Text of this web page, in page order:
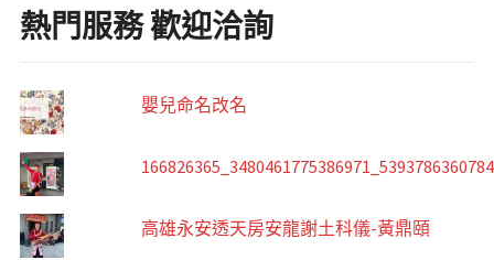
熱門服務 歡迎洽詢
嬰兒命名改名
高雄永安透天房安龍謝土科儀-黃鼎頤